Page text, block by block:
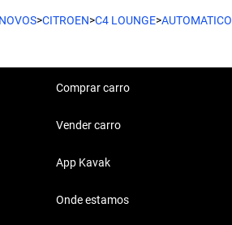
>CITROEN>C4 LOUNGE>AUTOMATICO
Comprar carro
Vender carro
App Kavak
Onde estamos